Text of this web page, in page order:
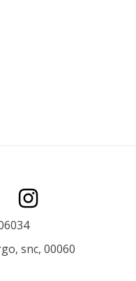
snc, 00060